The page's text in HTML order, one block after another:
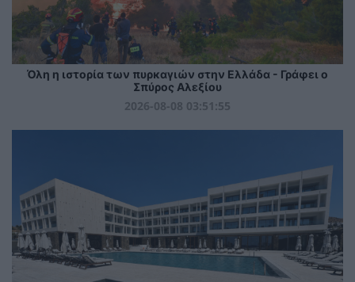
Όλη η ιστορία των πυρκαγιών στην Ελλάδα - Γράφει ο
Σπύρος Αλεξίου
2026-08-08 03:51:55